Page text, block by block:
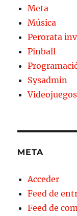
Meta
Música
Perorata
Pinball
Sysadmin
Videojuegos
META
Acceder
Feed de
Feed de